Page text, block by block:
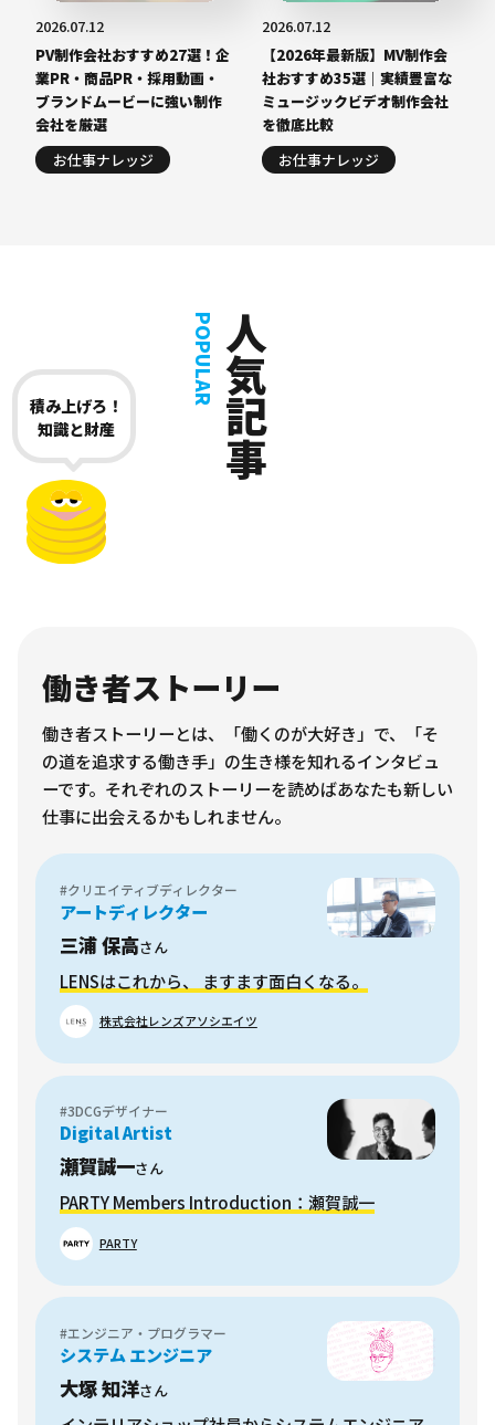
2026.07.12
PV制作会社おすすめ27選！企
業PR・商品PR・採用動画・
ブランドムービーに強い制作
会社を厳選
お仕事ナレッジ
2026.07.12
【2026年最新版】MV制作会
社おすすめ35選｜実績豊富な
ミュージックビデオ制作会社
を徹底比較
お仕事ナレッジ
人気記事
POPULAR
積み上げろ！
知識と財産
働き者ストーリー
働き者ストーリーとは、「働くのが大好き」で、「そ
の道を追求する働き手」の生き様を知れるインタビュ
ーです。それぞれのストーリーを読めばあなたも新しい
仕事に出会えるかもしれません。
#クリエイティブディレクター
アートディレクター
三浦 保高さん
LENSはこれから、 ますます面白くなる。
株式会社レンズアソシエイツ
#3DCGデザイナー
Digital Artist
瀬賀誠一さん
PARTY Members Introduction：瀬賀誠一
PARTY
#エンジニア・プログラマー
システム エンジニア
大塚 知洋さん